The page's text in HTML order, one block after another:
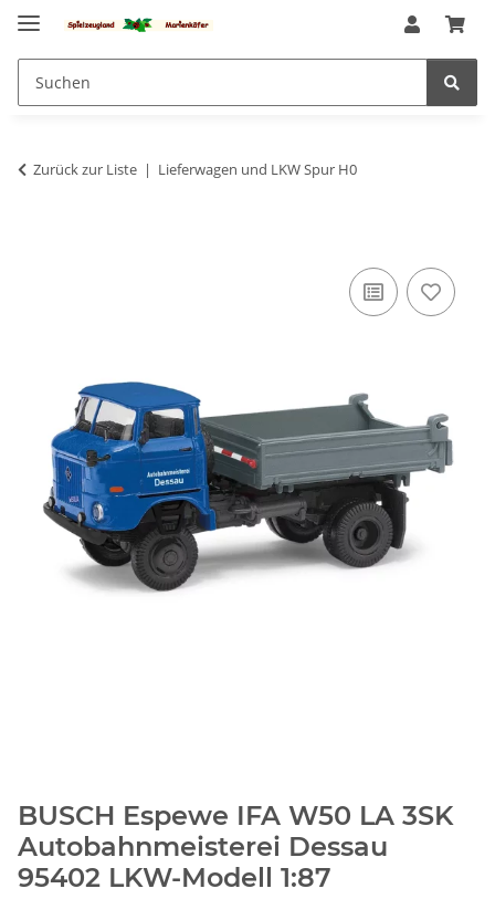
Zurück zur Liste Lieferwagen und LKW Spur H0
BUSCH Espewe IFA W50 LA 3SK
Autobahnmeisterei Dessau
95402 LKW-Modell 1:87